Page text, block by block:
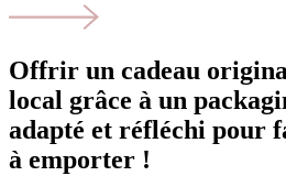
Offrir un cadeau
local grâce à un
adapté et réfléchi pour
à emporter !